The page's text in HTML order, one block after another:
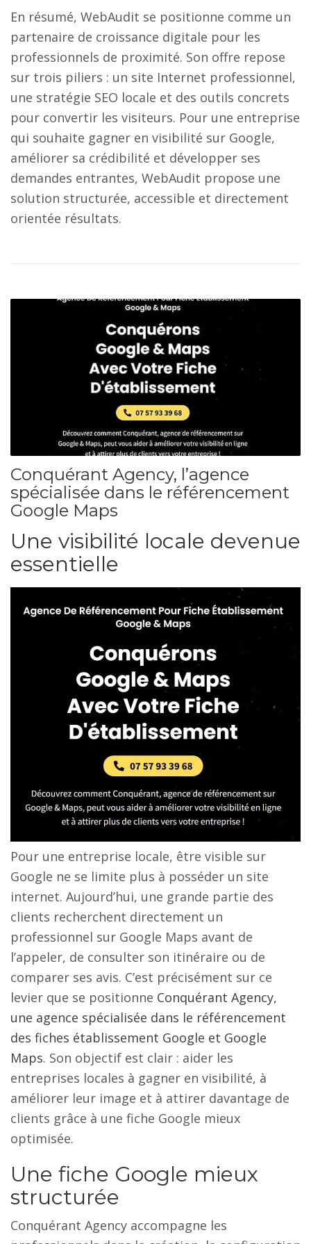
En résumé, WebAudit se positionne comme un
partenaire de croissance digitale pour les
professionnels de proximité. Son offre repose
sur trois piliers : un site Internet professionnel,
une stratégie SEO locale et des outils concrets
pour convertir les visiteurs. Pour une entreprise
qui souhaite gagner en visibilité sur Google,
améliorer sa crédibilité et développer ses
demandes entrantes, WebAudit propose une
solution structurée, accessible et directement
orientée résultats.
Conquérant Agency, l’agence
spécialisée dans le référencement
Google Maps
Une visibilité locale devenue
essentielle
Pour une entreprise locale, être visible sur
Google ne se limite plus à posséder un site
internet. Aujourd’hui, une grande partie des
clients recherchent directement un
professionnel sur Google Maps avant de
l’appeler, de consulter son itinéraire ou de
comparer ses avis. C’est précisément sur ce
levier que se positionne Conquérant Agency,
une agence spécialisée dans le référencement
des fiches établissement Google et Google
Maps. Son objectif est clair : aider les
entreprises locales à gagner en visibilité, à
améliorer leur image et à attirer davantage de
clients grâce à une fiche Google mieux
optimisée.
Une fiche Google mieux
structurée
Conquérant Agency accompagne les